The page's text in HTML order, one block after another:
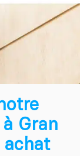
Gran